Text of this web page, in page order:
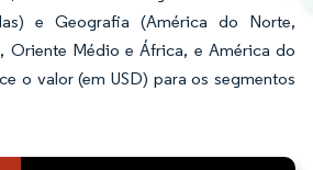
e Geografia (América do Norte,
Oriente Médio e África, e América do
o valor (em USD) para os segmentos